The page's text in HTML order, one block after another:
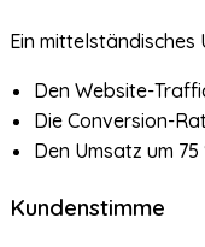
Ein
Den Website-
Die Conversion-
Den Umsatz um 75
Kundenstimme